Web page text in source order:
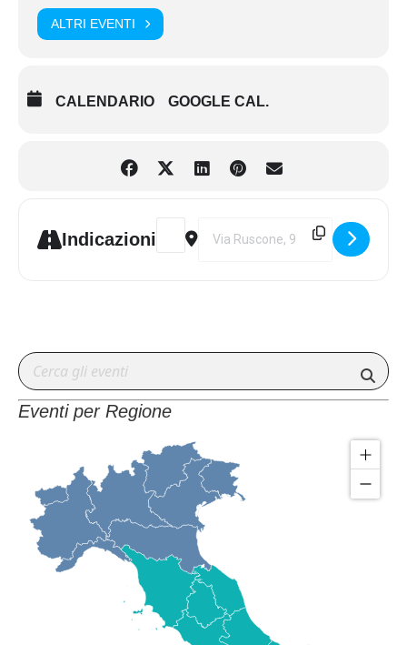
ALTRI EVENTI
CALENDARIO GOOGLE CAL.
Indicazioni
Address - Nero Sublime 2026 [ItljRIO8L]
Destination Address - Nero
Eventi per Regione